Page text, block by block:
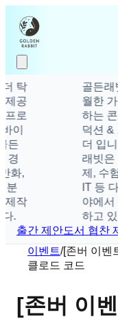
탁
공
로
이
,
작
.
골든래
월한 가
하는 콘
덕션 &
더 입니
래빗은
제, 수험
IT 등 다
야에서
하고 있
출간 제안도서 협찬
이벤트/[존버 이벤
클로드 코드
[존버 이